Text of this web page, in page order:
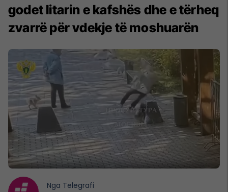
godet litarin e kafshës dhe e tërheq
zvarrë për vdekje të moshuarën
Nga Telegrafi